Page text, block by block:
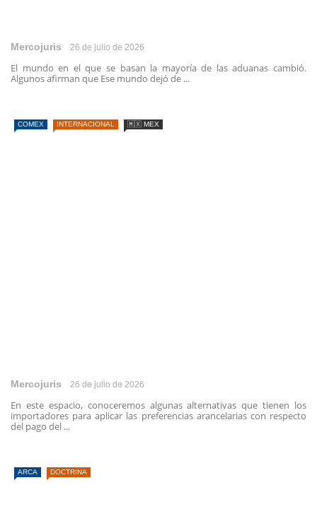
Mercojuris 26 de julio de 2026
El mundo en el que se basan la mayoría de las aduanas cambió.
Algunos afirman que Ese mundo dejó de ...
COMEX INTERNACIONAL 🇲🇽 MEX
Mercojuris 26 de julio de 2026
En este espacio, conoceremos algunas alternativas que tienen los
importadores para aplicar las preferencias arancelarias con respecto
del pago del ...
ARCA DOCTRINA